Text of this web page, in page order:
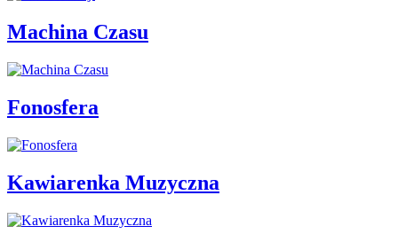
Machina Czasu
Fonosfera
Kawiarenka Muzyczna